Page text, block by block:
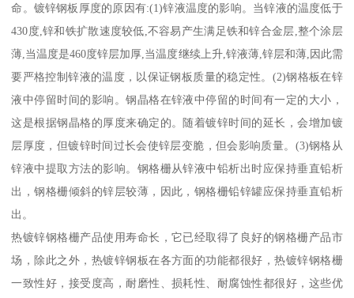
命。镀锌钢板厚度的原因有:(1)锌液温度的影响。当锌液的温度低于
430度,锌和铁扩散速度较低,不容易产生满足铁和锌合金层,整个涂层
薄,当温度是460度锌层加厚,当温度继续上升,锌液薄,锌层和薄,因此需
要严格控制锌液的温度，以保证钢板质量的稳定性。(2)钢格板在锌
液中停留时间的影响。钢晶格在锌液中停留的时间有一定的大小，
这是根据钢晶格的厚度来确定的。随着镀锌时间的延长，会增加镀
层厚度，但镀锌时间过长会使锌层变脆，但会影响质量。(3)钢格从
锌液中提取方法的影响。钢格栅从锌液中铅析出时应保持垂直铅析
出，钢格栅倾斜的锌层较薄，因此，钢格栅铅锌罐应保持垂直铅析
出。
热镀锌钢格栅产品使用寿命长，它已经取得了良好的钢格栅产品市
场，除此之外，热镀锌钢板在各方面的功能都很好，热镀锌钢格栅
一致性好，接受度高，耐磨性、损耗性、耐腐蚀性都很好，这些优